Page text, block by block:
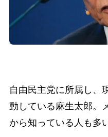
自由民主党に所属し、
動している麻生太郎。
から知っている人も多